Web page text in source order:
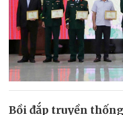
Bồi đắp truyền